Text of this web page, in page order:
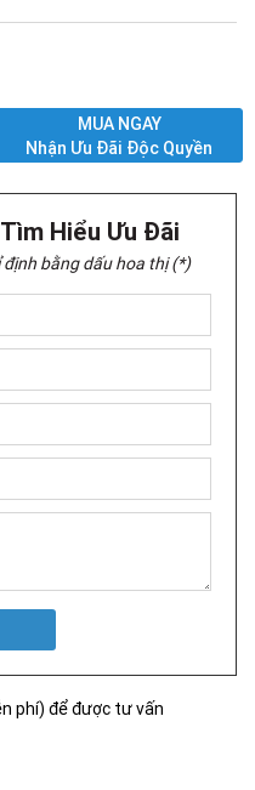
MUA NGAY
Nhận Ưu Đãi Độc Quyền
Hiểu Ưu Đãi
bằng dấu hoa thị (*)
phí) để được tư vấn